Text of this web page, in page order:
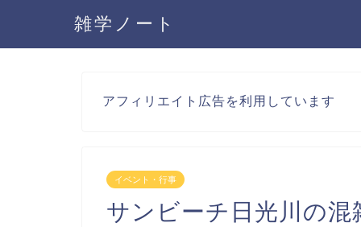
雑学ノート
アフィリエイト広告を利用しています
イベント・行事
サンビーチ日光川の